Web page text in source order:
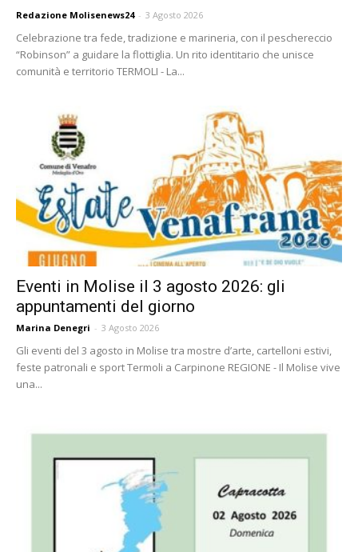
Redazione Molisenews24 - 3 Agosto 2026
Celebrazione tra fede, tradizione e marineria, con il peschereccio
“Robinson” a guidare la flottiglia. Un rito identitario che unisce
comunità e territorio TERMOLI - La...
Eventi in Molise il 3 agosto 2026: gli
appuntamenti del giorno
Marina Denegri - 3 Agosto 2026
Gli eventi del 3 agosto in Molise tra mostre d’arte, cartelloni estivi,
feste patronali e sport Termoli a Carpinone REGIONE - Il Molise vive
una...